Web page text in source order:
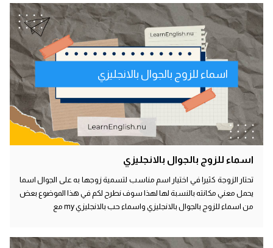
اسماء للزوج بالجوال بالانجليزي
اسماء للزوج بالجوال بالانجليزي
تحتار الزوجة كثيرا في اختيار اسم مناسب لتسمية زوجها به على الجوال اسما
يحمل معني مكانته بالنسبة لها لهذا سوف نطرح لكم في هذا الموضوع بعض
من اسماء للزوج بالجوال بالانجليزي واسماء حب بالانجليزي my مع